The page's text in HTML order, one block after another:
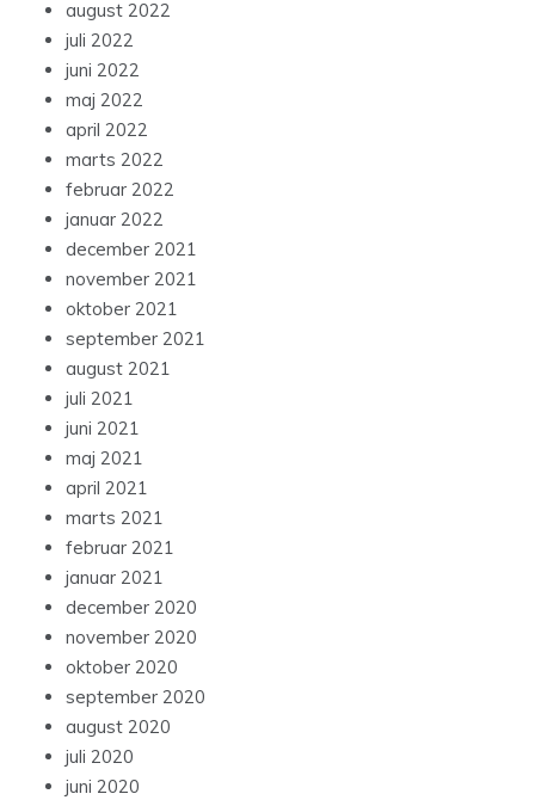
august 2022
juli 2022
juni 2022
maj 2022
april 2022
marts 2022
februar 2022
januar 2022
december 2021
november 2021
oktober 2021
september 2021
august 2021
juli 2021
juni 2021
maj 2021
april 2021
marts 2021
februar 2021
januar 2021
december 2020
november 2020
oktober 2020
september 2020
august 2020
juli 2020
juni 2020